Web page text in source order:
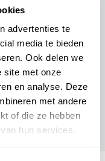
advertenties te
media te bieden
Ook delen we
site met onze
en analyse. Deze
met andere
of die ze hebben
hun services.